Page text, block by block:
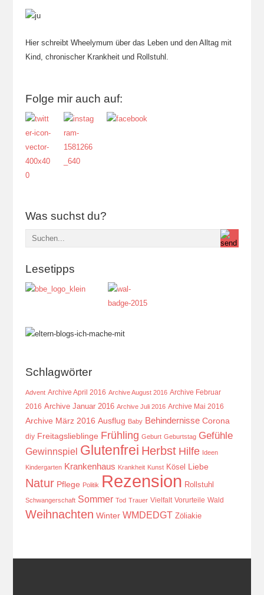
Hier schreibt Wheelymum über das Leben und den Alltag mit
Kind, chronischer Krankheit und Rollstuhl.
Folge mir auch auf:
Was suchst du?
Lesetipps
Schlagwörter
Advent Archive April 2016 Archive August 2016 Archive Februar
2016 Archive Januar 2016 Archive Juli 2016 Archive Mai 2016
Archive März 2016 Ausflug Baby Behindernisse Corona
diy Freitagslieblinge Frühling Geburt Geburtstag Gefühle
Gewinnspiel Glutenfrei Herbst Hilfe Ideen
Kindergarten Krankenhaus Krankheit Kunst Kösel Liebe
Natur Pflege Politik Rezension Rollstuhl
Schwangerschaft Sommer Tod Trauer Vielfalt Vorurteile Wald
Weihnachten Winter WMDEDGT Zöliakie